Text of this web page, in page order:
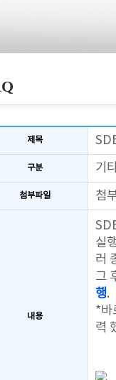
제목
구분 기
첨부파일 첨
내용
실
러
그
행.
*바
력